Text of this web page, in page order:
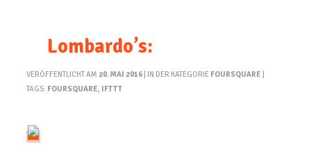
Lombardo’s:
VERÖFFENTLICHT AM 20. MAI 2016 | IN DER KATEGORIE FOURSQUARE
TAGS: FOURSQUARE, IFTTT